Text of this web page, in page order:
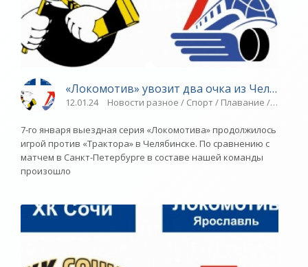
«Локомотив» увозит два очка из
12.01.24 Новости разное / Спорт / Плавание /
7-го января выездная серия «Локомотива» продолжилось
игрой против «Трактора» в Челябинске. По сравнению с
матчем в Санкт-Петербурге в составе нашей команды
произошло